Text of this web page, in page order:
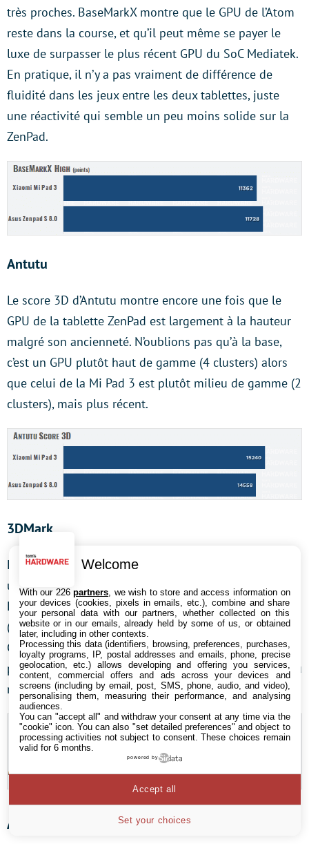
très proches. BaseMarkX montre que le GPU de l’Atom
reste dans la course, et qu’il peut même se payer le
luxe de surpasser le plus récent GPU du SoC Mediatek.
En pratique, il n’y a pas vraiment de différence de
fluidité dans les jeux entre les deux tablettes, juste
une réactivité qui semble un peu moins solide sur la
ZenPad.
Antutu
Le score 3D d’Antutu montre encore une fois que le
GPU de la tablette ZenPad est largement à la hauteur
malgré son ancienneté. N’oublions pas qu’à la base,
c’est un GPU plutôt haut de gamme (4 clusters) alors
que celui de la Mi Pad 3 est plutôt milieu de gamme (2
clusters), mais plus récent.
3DMark
Futuremark creuse l’écart entre les deux GPU, montrant
un net avantage à la version la plus récente.
L’architecture de PowerVR reste globalement la même
(Rogue), mais le GX6250 semble plus optimisé que le
G6430. Il est aussi possible que la différence de
performance se situe au niveau logiciel, notamment au
niveau des pilotes.
Autonomies et recharge
Welcome
With our 226partners , we wish to store and access information on
your devices (cookies, pixels in emails, etc.), combine and share
your personal data with our partners, whether collected on this
website or in our emails, already held by some of us, or obtained
later, including in other contexts.
Processing this data (identifiers, browsing, preferences, purchases,
loyalty programs, IP, postal addresses and emails, phone, precise
geolocation, etc.) allows developing and offering you services,
content, commercial offers and ads across your devices and
screens (including by email, post, SMS, phone, audio, and video),
personalising them, measuring their performance, and analysing
audiences.
You can "accept all" and withdraw your consent at any time via the
"cookie" icon. You can also "set detailed preferences" and object to
processing activities not subject to consent. These choices remain
valid for 6 months.
powered by
Set your choices
Accept all